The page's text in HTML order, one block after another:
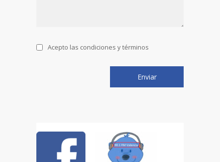
Acepto las condiciones y términos